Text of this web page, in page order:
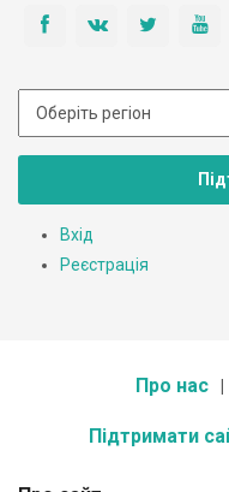
Вхід
Реєстрація
Про нас
Підтримати